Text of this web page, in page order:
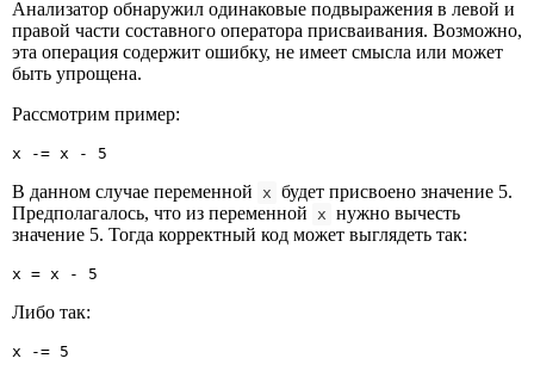
Анализатор обнаружил одинаковые подвыражения в левой и
правой части составного оператора присваивания. Возможно,
эта операция содержит ошибку, не имеет смысла или может
быть упрощена.
Рассмотрим пример:
x -= x - 5
В данном случае переменной x будет присвоено значение 5.
Предполагалось, что из переменной
x нужно вычесть
значение 5. Тогда корректный код может выглядеть так:
x = x - 5
Либо так:
x -= 5